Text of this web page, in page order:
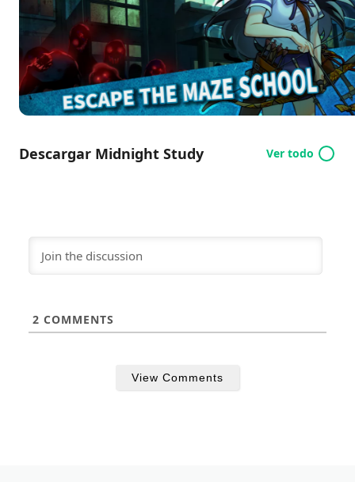
estrategias y desafíos. Experimenta una
emocionante progresión de personajes mientras
navegas por un laberinto lleno de pruebas
impredecibles. ¿Estás listo para enfrentar a los
oscuros espíritus que acechan en su interior? ¡Únete
al estudio de medianoche y desata tu destreza
Descargar Midnight Study Ver todo
2 COMMENTS
View Comments